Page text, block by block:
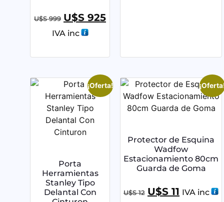
U$S999 U$S 925
IVA inc
¡Oferta!
Porta
Herramientas
Stanley Tipo
Delantal Con
Protector de Esquina
Wadfow
Estacionamiento 80cm
Guarda de Goma
U$S12 U$S 11 IVA inc